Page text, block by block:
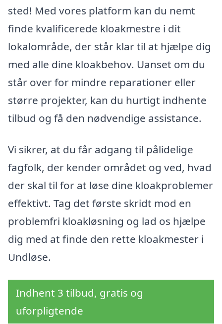
sted! Med vores platform kan du nemt
finde kvalificerede kloakmestre i dit
lokalområde, der står klar til at hjælpe dig
med alle dine kloakbehov. Uanset om du
står over for mindre reparationer eller
større projekter, kan du hurtigt indhente
tilbud og få den nødvendige assistance.
Vi sikrer, at du får adgang til pålidelige
fagfolk, der kender området og ved, hvad
der skal til for at løse dine kloakproblemer
effektivt. Tag det første skridt mod en
problemfri kloakløsning og lad os hjælpe
dig med at finde den rette kloakmester i
Undløse.
Indhent 3 tilbud, gratis og
uforpligtende